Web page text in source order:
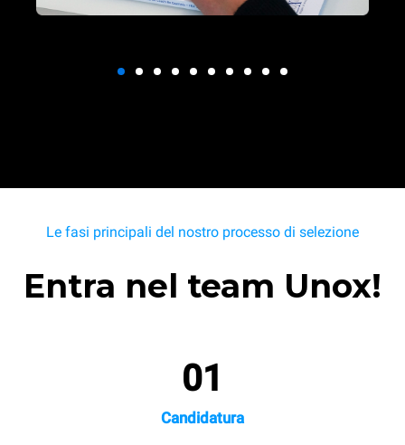
Le fasi principali del nostro processo di selezione
Entra nel team Unox!
01
Candidatura